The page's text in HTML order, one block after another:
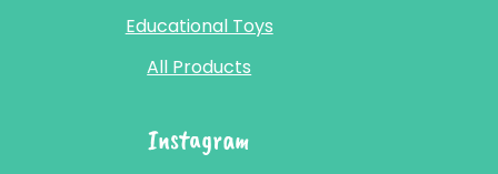
Educational Toys
All Products
Instagram